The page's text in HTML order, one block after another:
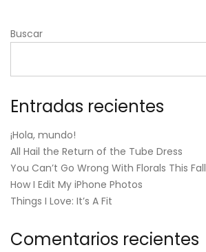
Buscar
Entradas recientes
¡Hola, mundo!
All Hail the Return of the Tube Dress
You Can’t Go Wrong With Florals This Fall
How I Edit My iPhone Photos
Things I Love: It’s A Fit
Comentarios recientes